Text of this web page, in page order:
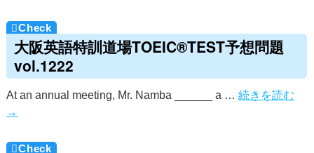
大阪英語特訓道場TOEIC®TEST予想問題
vol.1222
At an annual meeting, Mr. Namba ______ a …続きを読む
→